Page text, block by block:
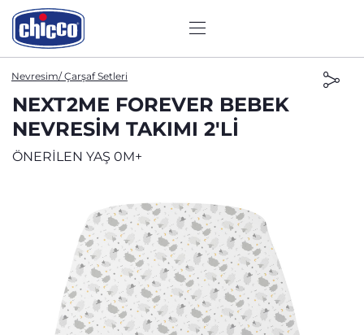
Nevresim/ Çarşaf Setleri
NEXT2ME FOREVER BEBEK
NEVRESIM TAKIMI 2'LI
ÖNERİLEN YAŞ 0M+